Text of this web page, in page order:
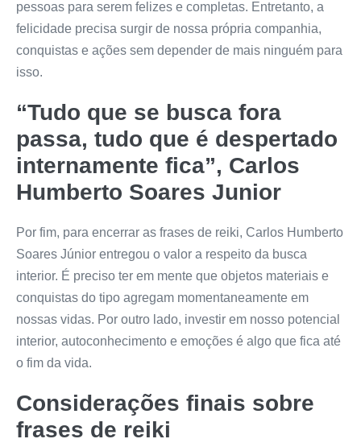
pessoas para serem felizes e completas. Entretanto, a
felicidade precisa surgir de nossa própria companhia,
conquistas e ações sem depender de mais ninguém para
isso.
“Tudo que se busca fora
passa, tudo que é despertado
internamente fica”, Carlos
Humberto Soares Junior
Por fim, para encerrar as frases de reiki, Carlos Humberto
Soares Júnior entregou o valor a respeito da busca
interior. É preciso ter em mente que objetos materiais e
conquistas do tipo agregam momentaneamente em
nossas vidas. Por outro lado, investir em nosso potencial
interior, autoconhecimento e emoções é algo que fica até
o fim da vida.
Considerações finais sobre
frases de reiki